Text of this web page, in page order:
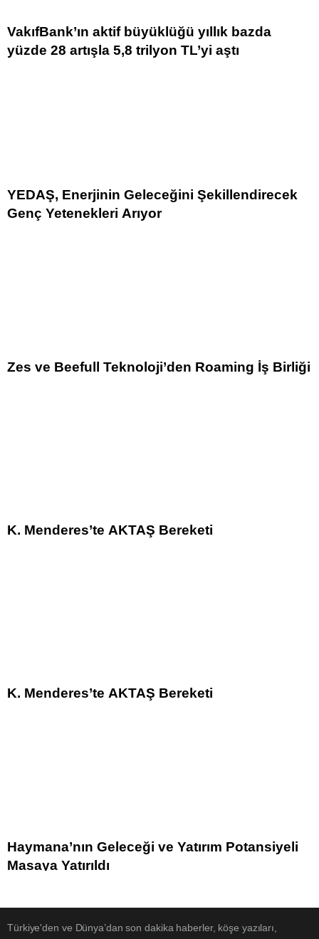
VakıfBank’ın aktif büyüklüğü yıllık bazda
yüzde 28 artışla 5,8 trilyon TL’yi aştı
YEDAŞ, Enerjinin Geleceğini Şekillendirecek
Genç Yetenekleri Arıyor
Zes ve Beefull Teknoloji’den Roaming İş Birliği
K. Menderes’te AKTAŞ Bereketi
K. Menderes’te AKTAŞ Bereketi
Haymana’nın Geleceği ve Yatırım Potansiyeli
Masaya Yatırıldı
Türkiye'den ve Dünya’dan son dakika haberler, köşe yazıları,